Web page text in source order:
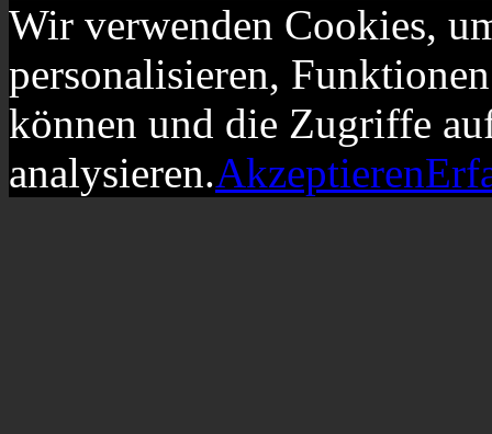
Wir verwenden Cookies,
personalisieren,
können und die Zugriffe
analysieren.Akzeptieren